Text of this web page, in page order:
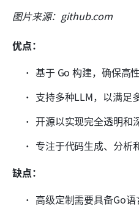
图片来源：github.com
优点：
基于 Go 构建，确保高
支持多种LLM，以满足
开源以实现完全透明和
专注于代码生成、分析
缺点：
高级定制需要具备Go语